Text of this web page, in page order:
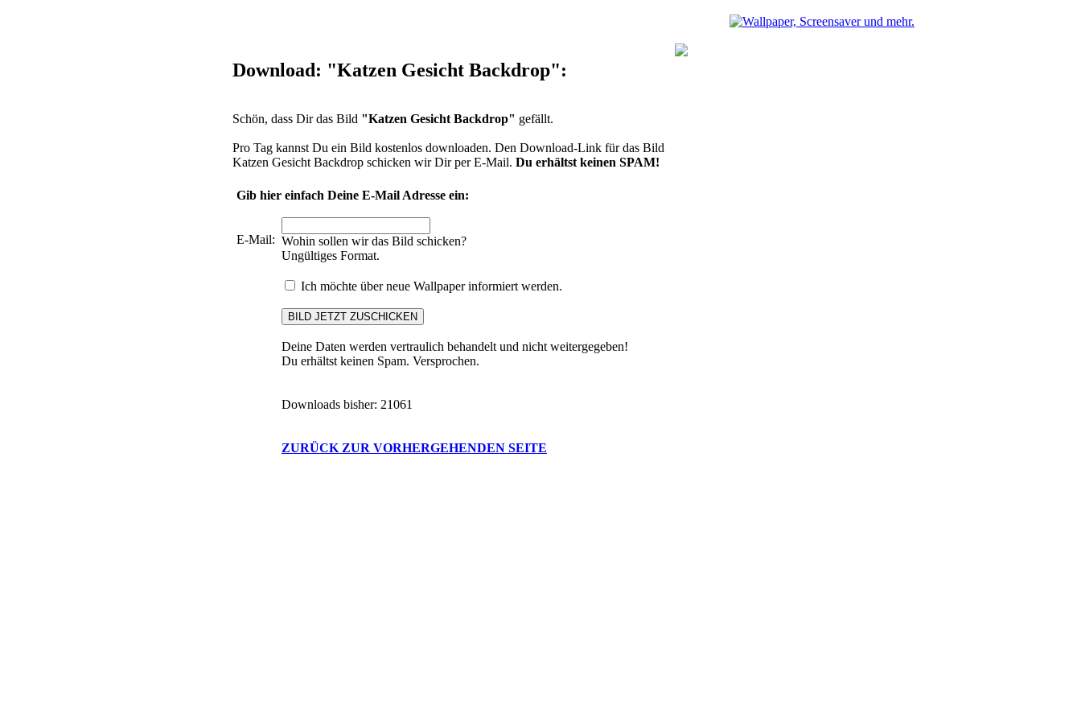
Download: "Katzen Gesicht Backdrop":
Schön, dass Dir das Bild "Katzen Gesicht Backdrop" gefällt.
Pro Tag kannst Du ein Bild kostenlos downloaden. Den Download-Link für das Bild
Katzen Gesicht Backdrop schicken wir Dir per E-Mail. Du erhältst keinen SPAM!
Gib hier einfach Deine E-Mail Adresse ein:
E-Mail: Wohin sollen wir das Bild schicken?
Ungültiges Format.
Ich möchte über neue Wallpaper informiert werden.
Deine Daten werden vertraulich behandelt und nicht weitergegeben!
Du erhältst keinen Spam. Versprochen.
Downloads bisher: 21061
ZURÜCK ZUR VORHERGEHENDEN SEITE